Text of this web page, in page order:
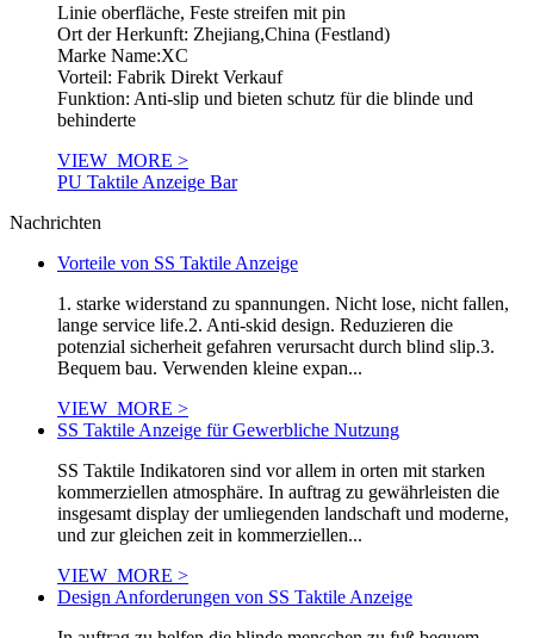
Linie oberfläche, Feste streifen mit pin
Ort der Herkunft: Zhejiang,China (Festland)
Marke Name:XC
Vorteil: Fabrik Direkt Verkauf
Funktion: Anti-slip und bieten schutz für die blinde und
behinderte
VIEW_MORE >
PU Taktile Anzeige Bar
Nachrichten
Vorteile von SS Taktile Anzeige
1. starke widerstand zu spannungen. Nicht lose, nicht fallen,
lange service life.2. Anti-skid design. Reduzieren die
potenzial sicherheit gefahren verursacht durch blind slip.3.
Bequem bau. Verwenden kleine expan...
VIEW_MORE >
SS Taktile Anzeige für Gewerbliche Nutzung
SS Taktile Indikatoren sind vor allem in orten mit starken
kommerziellen atmosphäre. In auftrag zu gewährleisten die
insgesamt display der umliegenden landschaft und moderne,
und zur gleichen zeit in kommerziellen...
VIEW_MORE >
Design Anforderungen von SS Taktile Anzeige